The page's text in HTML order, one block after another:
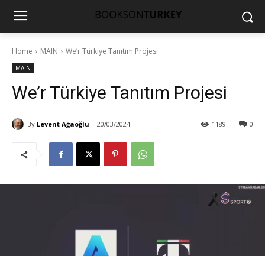
Home MAIN We’r Türkiye Tanıtım Projesi
MAIN
We’r Türkiye Tanıtım Projesi
By Levent Ağaoğlu 20/03/2024 0
1189